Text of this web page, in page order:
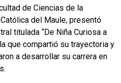
de Ciencias de la
del Maule, presentó
titulada “De Niña Curiosa a
que compartió su trayectoria y
a desarrollar su carrera en